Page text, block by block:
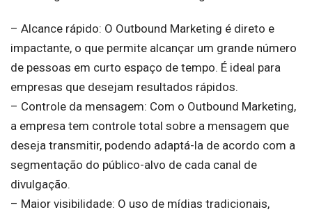
– Alcance rápido: O Outbound Marketing é direto e
impactante, o que permite alcançar um grande número
de pessoas em curto espaço de tempo. É ideal para
empresas que desejam resultados rápidos.
– Controle da mensagem: Com o Outbound Marketing,
a empresa tem controle total sobre a mensagem que
deseja transmitir, podendo adaptá-la de acordo com a
segmentação do público-alvo de cada canal de
divulgação.
– Maior visibilidade: O uso de mídias tradicionais,